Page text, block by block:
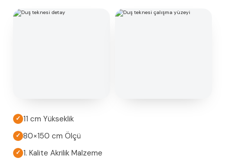
✓ 11 cm Yükseklik
✓ 80×150 cm Ölçü
✓ 1. Kalite Akrilik Malzeme